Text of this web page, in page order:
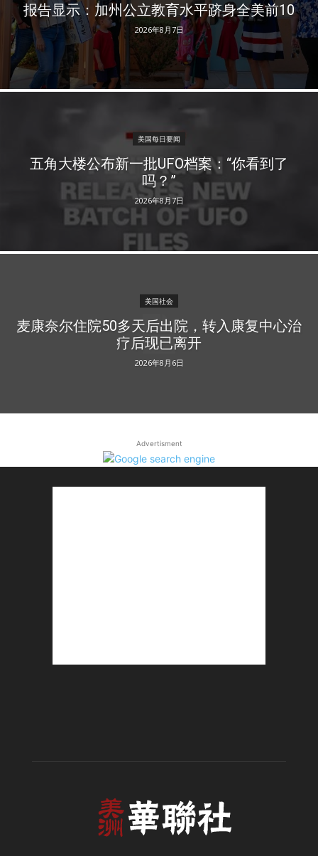
报告显示：加州公立教育水平跻身全美前10
2026年8月7日
美国每日要闻
五角大楼公布新一批UFO档案：“你看到了
吗？”
2026年8月7日
美国社会
麦康奈尔住院50多天后出院，转入康复中心治
疗后现已离开
2026年8月6日
Advertisment